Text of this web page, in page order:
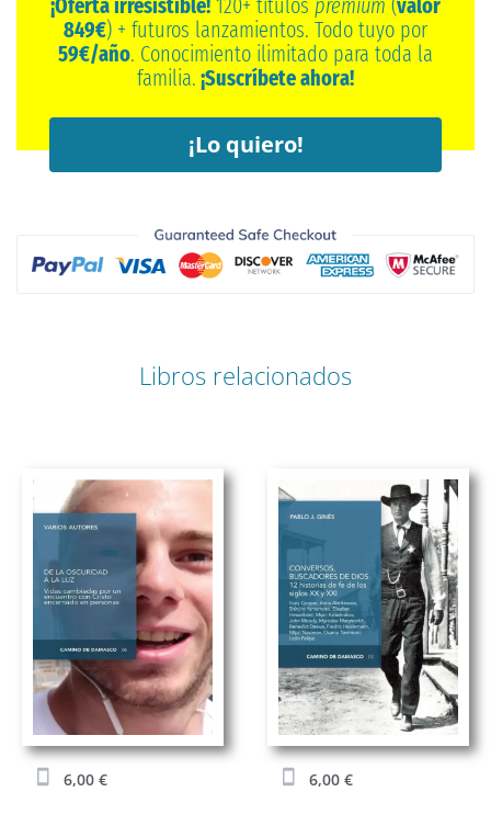
849€) + futuros lanzamientos. Todo tuyo por
59€/año. Conocimiento ilimitado para toda la
familia. ¡Suscríbete ahora!
¡Lo quiero!
Libros relacionados
6,00 € 6,00 €